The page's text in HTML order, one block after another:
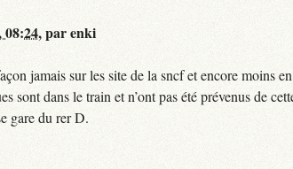
08:24,parenki
jamais sur les site de la sncf et encore moins
dans le train et n’ont pas été prévenus de
gare du rer D.